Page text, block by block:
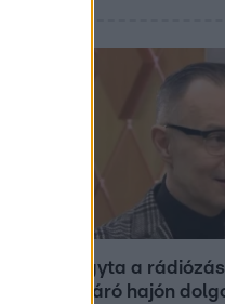
Otthagyta a
óceánjáró hajón